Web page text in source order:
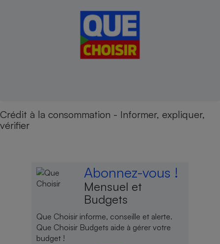
Crédit à la consommation - Informer, expliquer,
vérifier
Abonnez-vous !
Mensuel et
Budgets
Que Choisir informe, conseille et alerte.
Que Choisir Budgets aide à gérer votre
budget !